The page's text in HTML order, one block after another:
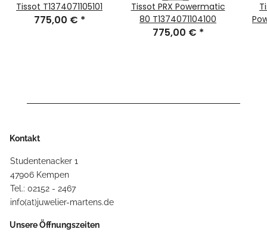
Tissot T1374071105101
775,00 € *
Tissot PRX Powermatic
80 T1374071104100
775,00 € *
Kontakt
Studentenacker 1
47906 Kempen
Tel.: 02152 - 2467
info(at)juwelier-martens.de
Unsere Öffnungszeiten